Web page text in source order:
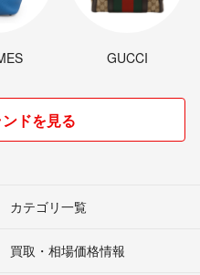
GUCCI
ドを見る
カテゴリ一覧
買取・相場価格情報